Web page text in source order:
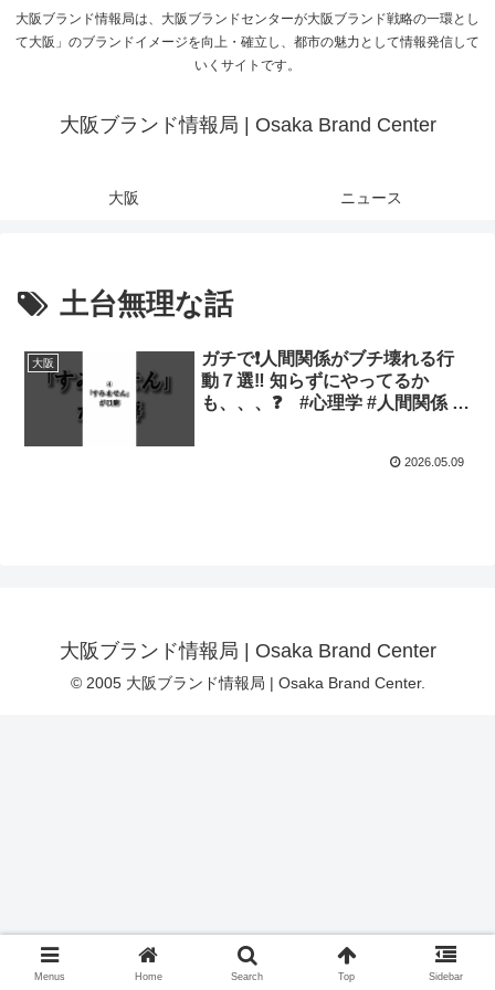
大阪ブランド情報局は、大阪ブランドセンターが大阪ブランド戦略の一環とし
て大阪」のブランドイメージを向上・確立し、都市の魅力として情報発信して
いくサイトです。
大阪ブランド情報局 | Osaka Brand Center
大阪 ニュース
土台無理な話
大阪
ガチで❗️人間関係がブチ壊れる行
動７選‼️ 知らずにやってるか
も、、、❓ #心理学 #人間関係 #
2026.05.09
大阪ブランド情報局 | Osaka Brand Center
© 2005 大阪ブランド情報局 | Osaka Brand Center.
Menus Home Search Top Sidebar